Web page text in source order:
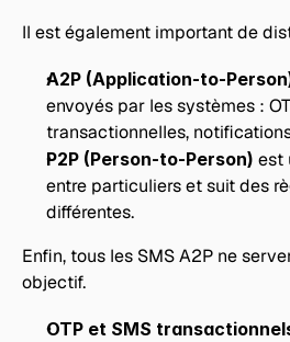
Il est également important de
A2P (Application-to-
envoyés par les systèmes :
transactionnelles,
P2P (Person-to-Person) est
entre particuliers et suit des
différentes.
Enfin, tous les SMS A2P ne
objectif.
OTP et SMS